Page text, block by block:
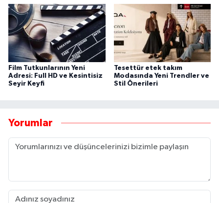
Film Tutkunlarının Yeni
Adresi: Full HD ve Kesintisiz
Seyir Keyfi
Tesettür etek takım
Modasında Yeni Trendler ve
Stil Önerileri
Yorumlar